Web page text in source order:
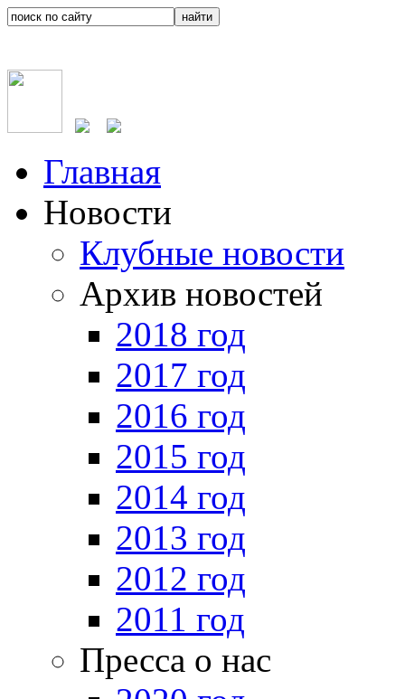
Главная
Новости
Клубные новости
Архив новостей
2018 год
2017 год
2016 год
2015 год
2014 год
2013 год
2012 год
2011 год
Пресса о нас